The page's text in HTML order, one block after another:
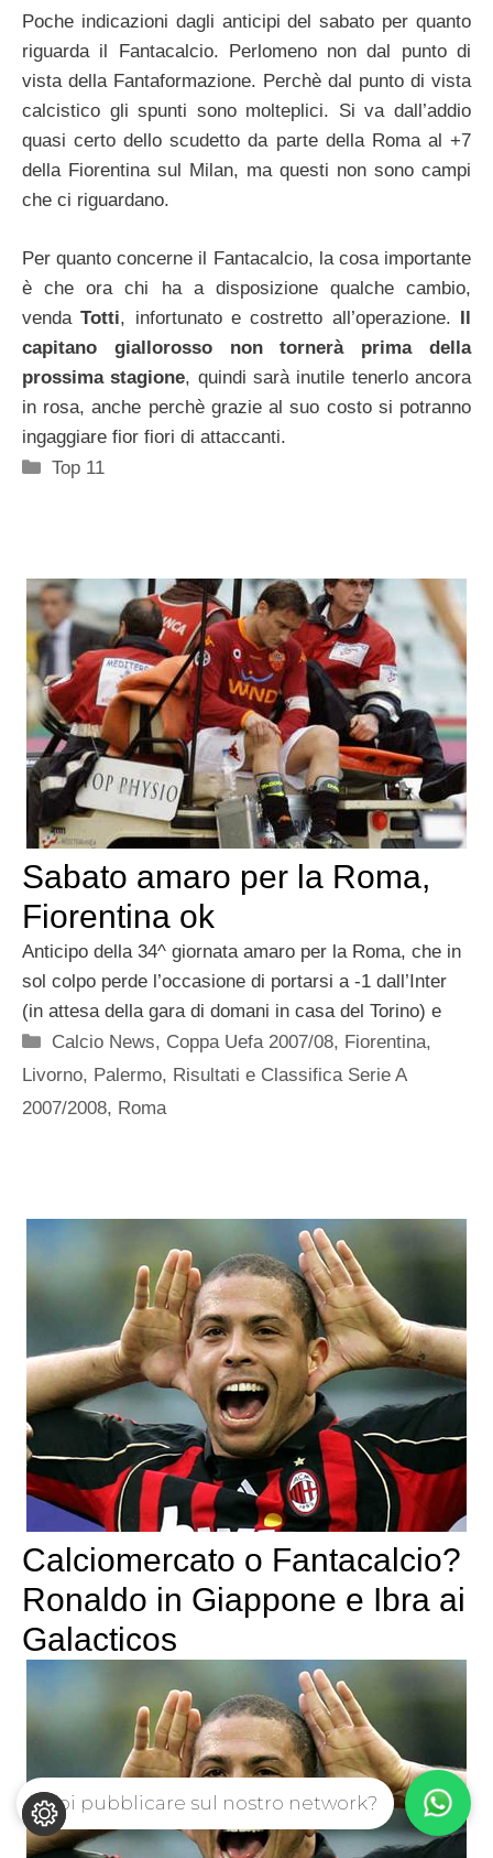
Poche indicazioni dagli anticipi del sabato per quanto
riguarda il Fantacalcio. Perlomeno non dal punto di
vista della Fantaformazione. Perchè dal punto di vista
calcistico gli spunti sono molteplici. Si va dall’addio
quasi certo dello scudetto da parte della Roma al +7
della Fiorentina sul Milan, ma questi non sono campi
che ci riguardano.
Per quanto concerne il Fantacalcio, la cosa importante
è che ora chi ha a disposizione qualche cambio,
vendaTotti, infortunato e costretto all’operazione. Il
capitano giallorosso non tornerà prima della
prossima stagione, quindi sarà inutile tenerlo ancora
in rosa, anche perchè grazie al suo costo si potranno
ingaggiare fior fiori di attaccanti.
Categorie
Top 11
Sabato amaro per la Roma,
Fiorentina ok
Anticipo della 34^ giornata amaro per la Roma, che in
sol colpo perde l’occasione di portarsi a -1 dall’Inter
(in attesa della gara di domani in casa del Torino) e
Categorie
Calcio News, Coppa Uefa 2007/08, Fiorentina,
Livorno, Palermo, Risultati e Classifica Serie A
2007/2008, Roma
Calciomercato o Fantacalcio?
Ronaldo in Giappone e Ibra ai
Galacticos
Vuoi pubblicare sul nostro network?